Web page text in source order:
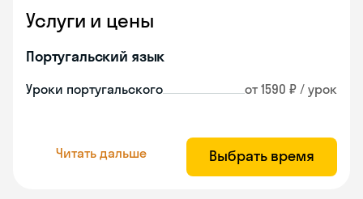
Услуги и цены
Португальский язык
Уроки португальского от 1590 ₽ / урок
Читать дальше Выбрать время